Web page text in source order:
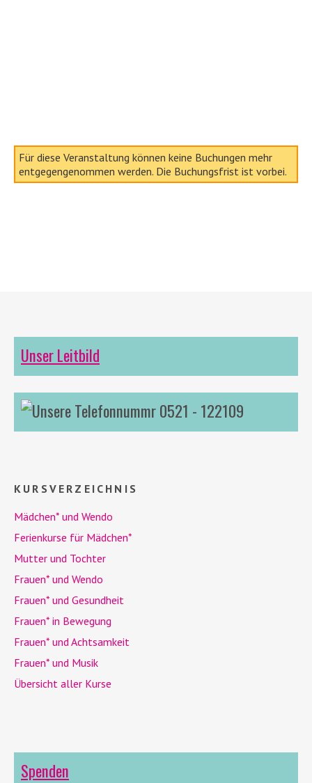
Für diese Veranstaltung können keine Buchungen mehr
entgegengenommen werden. Die Buchungsfrist ist vorbei.
Unser Leitbild
0521 - 122109
KURSVERZEICHNIS
Mädchen* und Wendo
Ferienkurse für Mädchen*
Mutter und Tochter
Frauen* und Wendo
Frauen* und Gesundheit
Frauen* in Bewegung
Frauen* und Achtsamkeit
Frauen* und Musik
Übersicht aller Kurse
Spenden